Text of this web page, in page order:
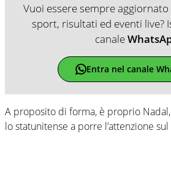
Vuoi essere sempre
sport, risultati ed eventi live?
canale
Entra nel canale
A proposito di forma, è proprio
lo statunitense a porre l’attenzione